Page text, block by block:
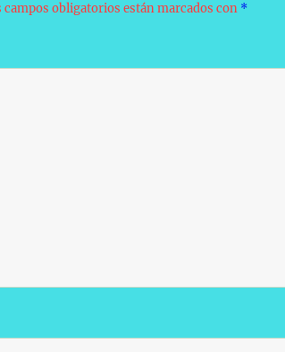
campos obligatorios están marcados con *